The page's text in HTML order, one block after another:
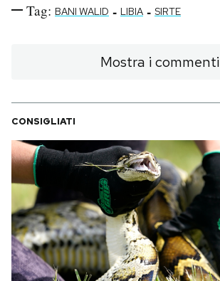
Tag: BANI WALID - LIBIA - SIRTE
Mostra i commenti
CONSIGLIATI